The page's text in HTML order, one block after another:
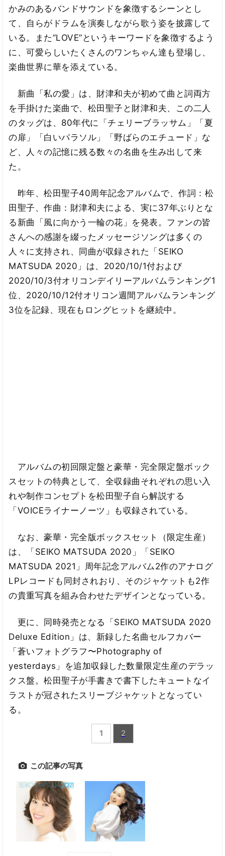
かみのあるバンドサウンドを象徴するシーンとし
て、自らがドラムを演奏しながら歌う姿を披露して
いる。また”LOVE”というキーワードを象徴するよう
に、可愛らしいたくさんのワンちゃん達も登場し、
楽曲世界に華を添えている。
新曲「私の愛」は、財津和夫が初めて曲と詞両方
を手掛けた楽曲で、松田聖子と財津和夫、この二人
のタッグは、80年代に「チェリーブラッサム」「夏
の扉」「白いパラソル」「野ばらのエチュード」な
ど、人々の記憶に残る数々の名曲を生み出して来
た。
昨年、松田聖子40周年記念アルバムで、作詞：松
田聖子、作曲：財津和夫による、実に37年ぶりとな
る新曲「風に向かう一輪の花」を発表。ファンの皆
さんへの感謝を綴ったメッセージソングは多くの
人々に支持され、同曲が収録された「SEIKO
MATSUDA 2020」は、2020/10/1付および
2020/10/3付オリコンデイリーアルバムランキング1
位、2020/10/12付オリコン週間アルバムランキング
3位を記録、現在もロングヒットを継続中。
アルバムの初回限定盤と豪華・完全限定盤ボック
スセットの特典として、全収録曲それぞれの思い入
れや制作コンセプトを松田聖子自ら解説する
「VOICEライナーノーツ」も収録されている。
なお、豪華・完全版ボックスセット（限定生産）
は、「SEIKO MATSUDA 2020」「SEIKO
MATSUDA 2021」周年記念アルバム2作のアナログ
LPレコードも同封されおり、そのジャケットも2作
の貴重写真を組み合わせたデザインとなっている。
更に、同時発売となる「SEIKO MATSUDA 2020
Deluxe Edition」は、新録した名曲セルフカバー
「蒼いフォトグラフ〜Photography of
yesterdays」を追加収録した数量限定生産のデラッ
クス盤。松田聖子が手書きで書下したキュートなイ
ラストが冠されたスリーブジャケットとなってい
る。
1 2
この記事の写真